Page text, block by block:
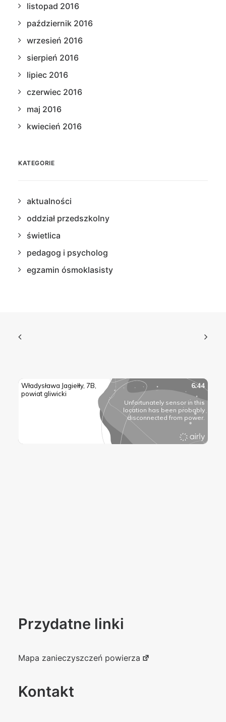
listopad 2016
październik 2016
wrzesień 2016
sierpień 2016
lipiec 2016
czerwiec 2016
maj 2016
kwiecień 2016
KATEGORIE
aktualności
oddział przedszkolny
świetlica
pedagog i psycholog
egzamin ósmoklasisty
Przydatne linki
Mapa zanieczyszczeń powierza
Kontakt